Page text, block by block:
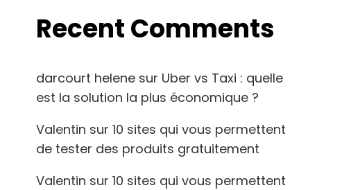
Recent Comments
darcourt helene sur Uber vs Taxi : quelle
est la solution la plus économique ?
Valentin sur 10 sites qui vous permettent
de tester des produits gratuitement
Valentin sur 10 sites qui vous permettent